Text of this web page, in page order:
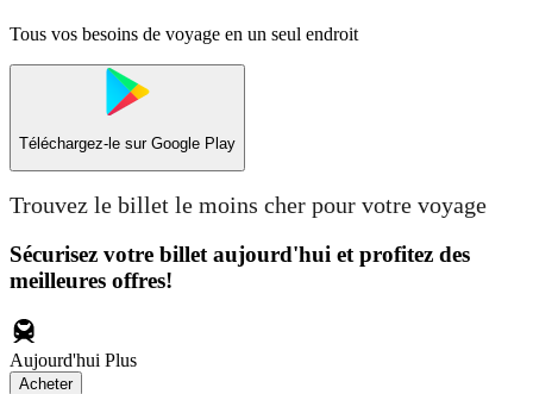
Tous vos besoins de voyage en un seul endroit
Téléchargez-le sur Google Play
Trouvez le billet le moins cher pour votre voyage
Sécurisez votre billet aujourd'hui et profitez des
meilleures offres!
Aujourd'hui Plus
Acheter